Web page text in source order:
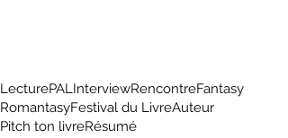
LecturePALInterviewRencontreFantasy
RomantasyFestival du LivreAuteur
Pitch ton livreRésumé